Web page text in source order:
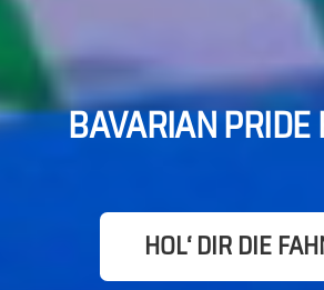
BAVARIAN PRIDE
HOL‘ DIR DIE